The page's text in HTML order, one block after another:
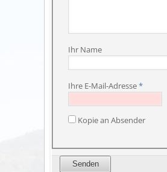
Ihr Name
Ihre E-Mail-Adresse*
Kopie an Absender